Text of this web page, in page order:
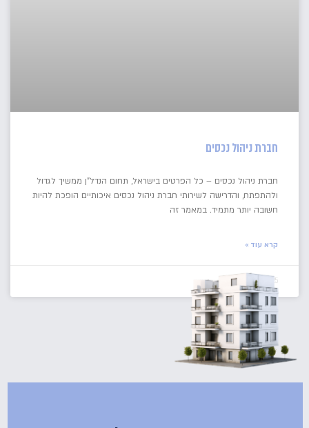
חברת ניהול נכסים
חברת ניהול נכסים – כל הפרטים בישראל, תחום הנדל"ן ממשיך לגדול
ולהתפתח, והדרישה לשירותי חברת ניהול נכסים איכותיים הופכת להיות
חשובה יותר מתמיד. במאמר זה
קרא עוד »
15/05/2025 אין תגובות